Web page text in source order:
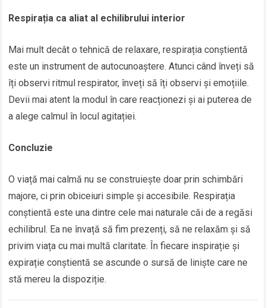
Respirația ca aliat al echilibrului interior
Mai mult decât o tehnică de relaxare, respirația conștientă
este un instrument de autocunoaștere. Atunci când înveți să
îți observi ritmul respirator, înveți să îți observi și emoțiile.
Devii mai atent la modul în care reacționezi și ai puterea de
a alege calmul în locul agitației.
Concluzie
O viață mai calmă nu se construiește doar prin schimbări
majore, ci prin obiceiuri simple și accesibile. Respirația
conștientă este una dintre cele mai naturale căi de a regăsi
echilibrul. Ea ne învață să fim prezenți, să ne relaxăm și să
privim viața cu mai multă claritate. În fiecare inspirație și
expirație conștientă se ascunde o sursă de liniște care ne
stă mereu la dispoziție.